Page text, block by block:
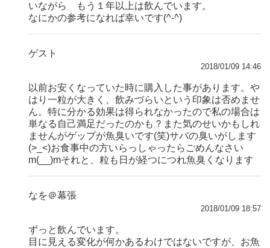
いながら もう１年以上は飲んでいます。
なにかの参考になれば幸いです(^-^)
ゲスト
2018/01/09 14:46
以前お安くなっていた時に購入した事があります。や
はり一粒が大きく、飲みづらいという印象は否めませ
ん。特に分かる効果は得られなかったので私の場合は
単なる自己満足だったのかも？また気のせいかもしれ
ませんがゲップが魚臭いです(笑)サバの臭いがします
(>_<)お食事中の方いらっしゃったらごめんなさい
m(__)mそれと、粒も日が経つにつれ魚臭くなります
なを＠幕張
2018/01/09 18:57
ずっと飲んでいます。
目に見える変化が何かあるわけではないですが、お魚